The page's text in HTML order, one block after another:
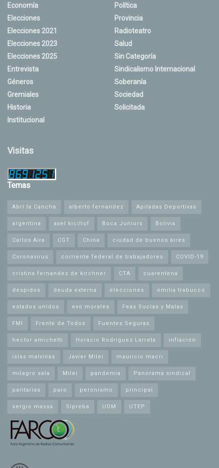
Economía
Elecciones
Elecciones 2021
Elecciones 2023
Elecciones 2025
Entrevista
Géneros
Gremiales
Historia
Institucional
Política
Provincia
Radioteatro
Salud
Sin Categoría
Sindicalismo Internacional
Soberanía
Sociedad
Solicitada
Visitas
Temas
Abrí la Cancha alberto fernandez Apiladas Deportivas
argentina axel kicillof Boca Juniors Bolivia
Carlos Aira CGT China ciudad de buenos aires
Coronavirus corriente federal de trabajadores COVID-19
cristina fernandez de kirchner CTA cuarentena
despidos deuda externa elecciones emilia trabucco
estados unidos evo morales Feas Sucias y Malas
FMI Frente de Todos Fuentes Seguras
hector amichetti Horacio Rodríguez Larreta inflación
islas malvinas Javier Milei mauricio macri
milagro sala Milei pandemia Panorama sindical
paritarias paro peronismo principal
sergio massa Sipreba UOM UTEP